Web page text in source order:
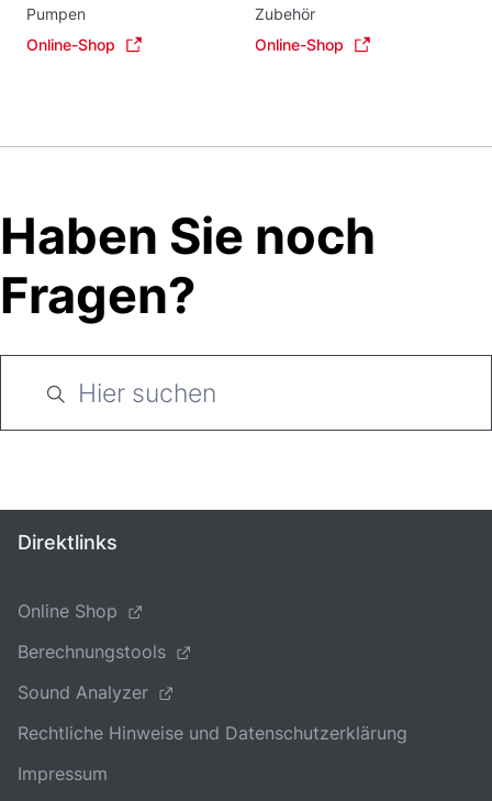
Pumpen
Online-Shop
Zubehör
Online-Shop
Haben Sie noch
Fragen?
Direktlinks
Online Shop
Berechnungstools
Sound Analyzer
Rechtliche Hinweise und Datenschutzerklärung
Impressum